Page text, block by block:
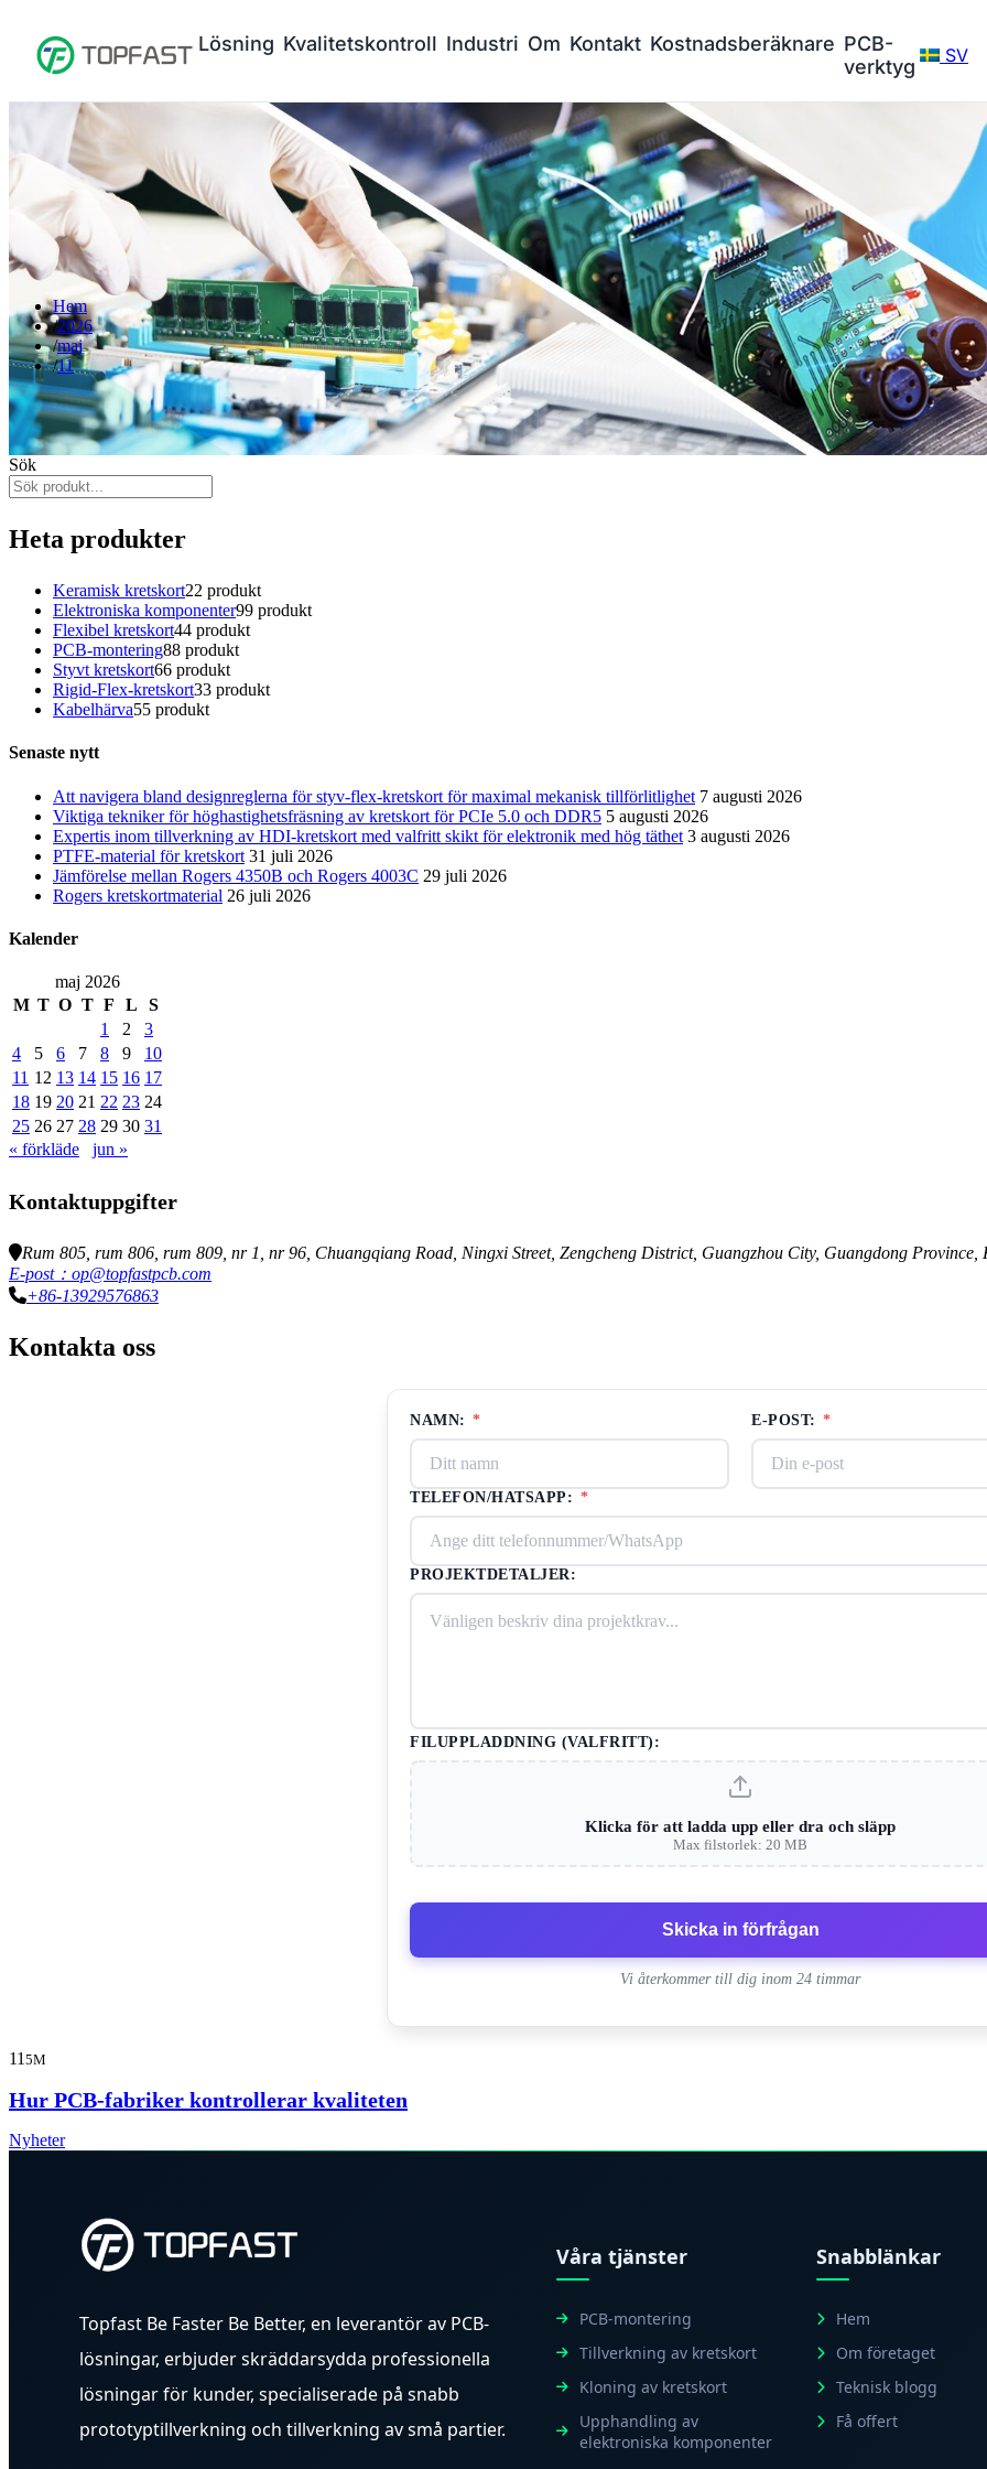
Lösning Kvalitetskontroll Industri Om Kontakt Kostnadsberäknare PCB-
verktyg
SV
Hem
2026
maj
11
Sök
Heta produkter
Keramisk kretskort22 produkt
Elektroniska komponenter99 produkt
Flexibel kretskort44 produkt
PCB-montering88 produkt
Styvt kretskort66 produkt
Rigid-Flex-kretskort33 produkt
Kabelhärva55 produkt
Senaste nytt
Att navigera bland designreglerna för styv-flex-kretskort för maximal mekanisk tillförlitlighet 7 augusti 2026
Viktiga tekniker för höghastighetsfräsning av kretskort för PCIe 5.0 och DDR5 5 augusti 2026
Expertis inom tillverkning av HDI-kretskort med valfritt skikt för elektronik med hög täthet 3 augusti 2026
PTFE-material för kretskort 31 juli 2026
Jämförelse mellan Rogers 4350B och Rogers 4003C 29 juli 2026
Rogers kretskortmaterial 26 juli 2026
Kalender
maj 2026
M T O T F L
S
1
2
3
4
5 6 7 8 9
10
11 12 13 14 15 16 17
18 19 20 21 22 23 24
25 26 27 28 29 30 31
« förkläde
jun »
Kontaktuppgifter
Rum 805, rum 806, rum 809, nr 1, nr 96, Chuangqiang Road, Ningxi Street, Zengcheng District, Guangzhou City, Guangdong Province,
E-post：op@topfastpcb.com
+86-13929576863
Kontakta oss
NAMN: * E-POST: *
TELEFON/HATSAPP: *
PROJEKTDETALJER:
FILUPPLADDNING (VALFRITT):
Klicka för att ladda upp eller dra och släpp
Max filstorlek: 20 MB
Skicka in förfrågan
Vi återkommer till dig inom 24 timmar
11 5M
Hur PCB-fabriker kontrollerar kvaliteten
Nyheter
Topfast Be Faster Be Better, en leverantör av PCB-
lösningar, erbjuder skräddarsydda professionella
lösningar för kunder, specialiserade på snabb
prototyptillverkning och tillverkning av små partier.
Våra tjänster
PCB-montering
Tillverkning av kretskort
Kloning av kretskort
Upphandling av
elektroniska komponenter
Snabblänkar
Hem
Om företaget
Teknisk blogg
Få offert